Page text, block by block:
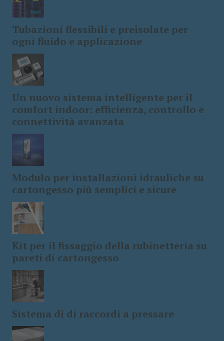
Tubazioni flessibili e preisolate per
ogni fluido e applicazione
Un nuovo sistema intelligente per il
comfort indoor: efficienza, controllo e
connettività avanzata
Modulo per installazioni idrauliche su
cartongesso più semplici e sicure
Kit per il fissaggio della rubinetteria su
pareti di cartongesso
Sistema di di raccordi a pressare